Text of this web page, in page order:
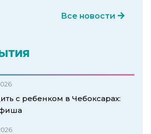
Все новости
с ребенком в Чебоксарах: